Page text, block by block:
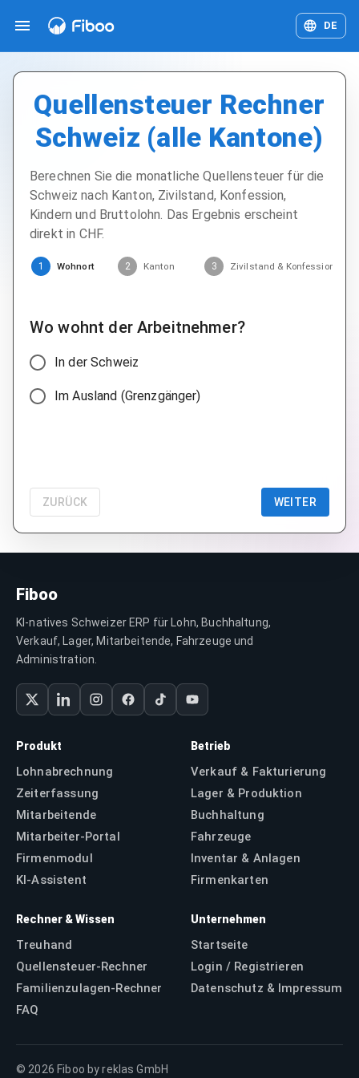
DE
Quellensteuer Rechner
Schweiz (alle Kantone)
Berechnen Sie die monatliche Quellensteuer für die
Schweiz nach Kanton, Zivilstand, Konfession,
Kindern und Bruttolohn. Das Ergebnis erscheint
direkt in CHF.
1 Wohnort 2 Kanton 3 Zivilstand & Konfession
Wo wohnt der Arbeitnehmer?
In der Schweiz
Im Ausland (Grenzgänger)
ZURÜCK WEITER
Fiboo
KI-natives Schweizer ERP für Lohn, Buchhaltung,
Verkauf, Lager, Mitarbeitende, Fahrzeuge und
Administration.
Produkt
Lohnabrechnung
Zeiterfassung
Mitarbeitende
Mitarbeiter-Portal
Firmenmodul
KI-Assistent
Betrieb
Verkauf & Fakturierung
Lager & Produktion
Buchhaltung
Fahrzeuge
Inventar & Anlagen
Firmenkarten
Rechner & Wissen
Treuhand
Quellensteuer-Rechner
Familienzulagen-Rechner
FAQ
Unternehmen
Startseite
Login / Registrieren
Datenschutz & Impressum
© 2026 Fiboo by reklas GmbH